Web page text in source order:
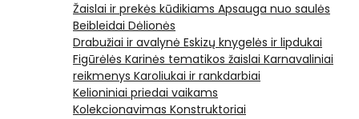
Žaislai ir prekės kūdikiams Apsauga nuo saulės
Beibleidai Dėlionės
Drabužiai ir avalynė Eskizų knygelės ir lipdukai
Figūrėlės Karinės tematikos žaislai Karnavaliniai
reikmenys Karoliukai ir rankdarbiai
Kelioniniai priedai vaikams
Kolekcionavimas Konstruktoriai